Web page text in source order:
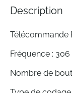
Description
Télécommande
Fréquence : 306
Nombre de